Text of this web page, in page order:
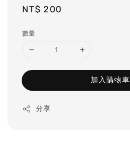
Regular
NT$ 200
數量
加入購物車
分享